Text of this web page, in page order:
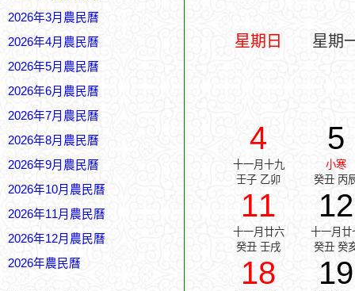
2026年3月農民曆
2026年4月農民曆
2026年5月農民曆
2026年6月農民曆
2026年7月農民曆
2026年8月農民曆
2026年9月農民曆
2026年10月農民曆
2026年11月農民曆
2026年12月農民曆
2026年農民曆
星期日 星期
4
十一月十九
壬子 乙卯
5
小寒
癸丑 丙
11
十一月廿六
癸丑 壬戌
12
十一月廿
癸丑 癸
18 19